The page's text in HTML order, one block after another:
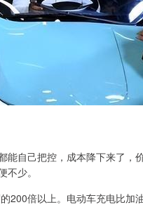
自己把控，成本降下来了，
少。
倍以上。电动车充电比加